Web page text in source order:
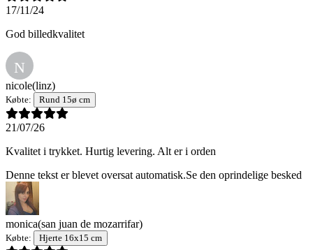
17/11/24
God billedkvalitet
N
nicole(linz)
Købte: Rund 15ø cm
21/07/26
Kvalitet i trykket. Hurtig levering. Alt er i orden
Denne tekst er blevet oversat automatisk.Se den oprindelige besked
monica(san juan de mozarrifar)
Købte: Hjerte 16x15 cm